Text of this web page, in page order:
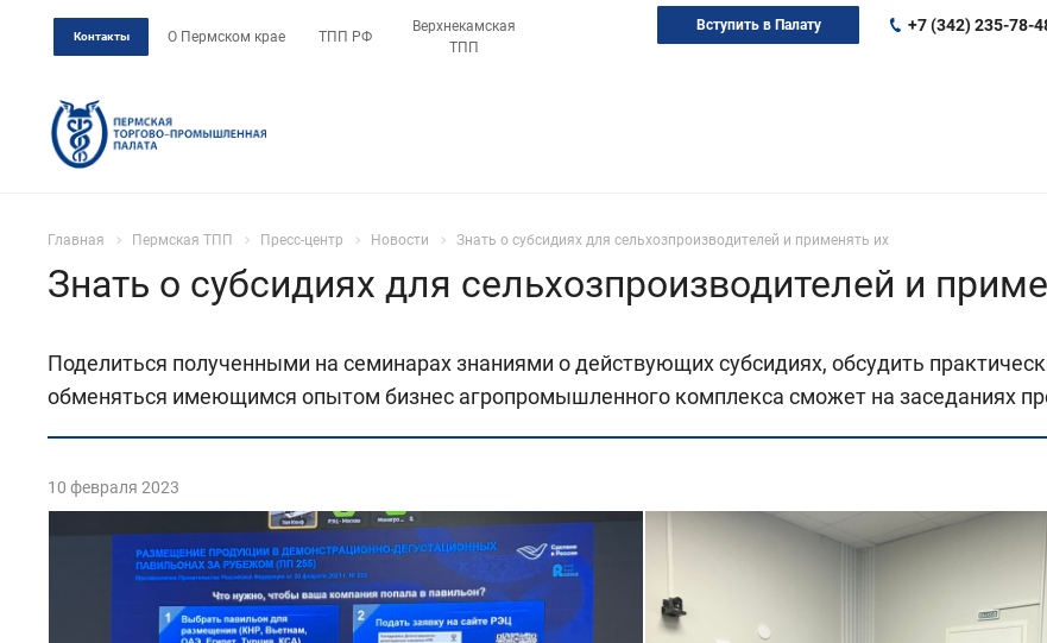
Контакты О Пермском крае ТПП РФ
Верхнекамская
ТПП
+7 (342) 235-78-
Вступить в Палату
Главная Пермская ТПП Пресс-центр Новости Знать о субсидиях для сельхозпроизводителей и применять их
Знать о субсидиях для сельхозпроизводителей и
Поделиться полученными на семинарах знаниями о действующих субсидиях, обсудить
обменяться имеющимся опытом бизнес агропромышленного комплекса сможет на заседаниях
10 февраля 2023